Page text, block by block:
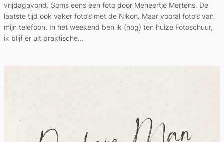
vrijdagavond. Soms eens een foto door Meneertje Mertens. De
laatste tijd ook vaker foto’s met de Nikon. Maar vooral foto’s van
mijn telefoon. In het weekend ben ik (nog) ten huize Fotoschuur,
ik blijf er uit praktische…